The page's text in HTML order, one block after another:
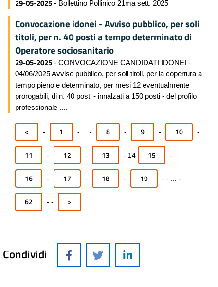
29-05-2025 - Bollettino Pollinico 21ma sett. 2025
Convocazione idonei - Avviso pubblico, per soli
titoli, per n. 40 posti a tempo determinato di
Operatore sociosanitario
29-05-2025 - CONVOCAZIONE CANDIDATI IDONEI -
04/06/2025 Avviso pubblico, per soli titoli, per la copertura a
tempo pieno e determinato, per mesi 12 eventualmente
prorogabili, di n. 40 posti - innalzati a 150 posti - del profilo
professionale ....
< - 1 - - 8 - 9 - 10 -
11 - 12 - 13 - 14 15 -
16 - 17 - 18 - 19 - - -
62 - - >
Condividi